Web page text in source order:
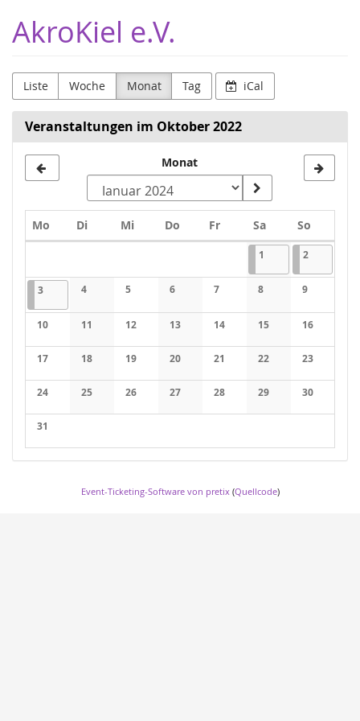
Haupt-
Inhalt
AkroKiel e.V.
Liste Woche Monat Tag iCal
Veranstaltungen im Oktober 2022
zur
Anzeige
auswählen
Monat
Mo Montag
DiDienstag
MiMittwoch
Do Donnerstag
FrFreitagSaSamstag
So
1 01.10.2022
(1 Veranstaltung)
202.10.2022
(1
303.10.2022
(1 Veranstaltung)
4 5 6 7 8 9
10 11 12 13 14 15 16
17 18 19 20 21 22 23
24 25 26 27 28 29 30
31
Event-Ticketing-Software von pretix(Quellcode)